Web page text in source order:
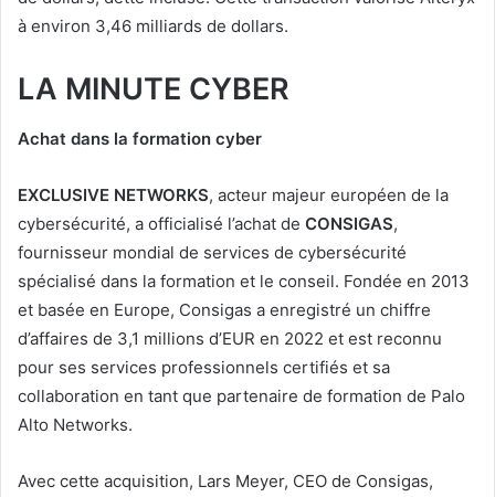
à environ 3,46 milliards de dollars.
LA MINUTE CYBER
Achat dans la formation cyber
EXCLUSIVE NETWORKS, acteur majeur européen de la
cybersécurité, a officialisé l’achat de CONSIGAS,
fournisseur mondial de services de cybersécurité
spécialisé dans la formation et le conseil. Fondée en 2013
et basée en Europe, Consigas a enregistré un chiffre
d’affaires de 3,1 millions d’EUR en 2022 et est reconnu
pour ses services professionnels certifiés et sa
collaboration en tant que partenaire de formation de Palo
Alto Networks.
Avec cette acquisition, Lars Meyer, CEO de Consigas,